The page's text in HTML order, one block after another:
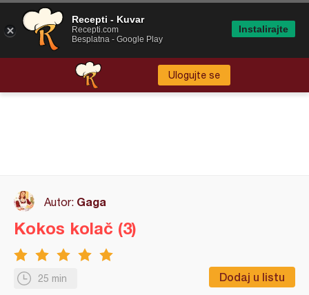
Ulogujte se
Autor: Gaga
25 min Dodaj u listu
Kokos kolač (3)
Recepti - Kuvar
Recepti.com
Besplatna - Google Play
Instalirajte